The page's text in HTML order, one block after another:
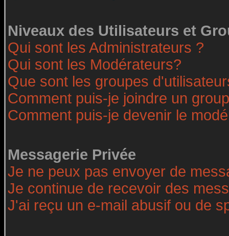
Niveaux des Utilisateurs et
Qui sont les Administrateurs ?
Qui sont les Modérateurs?
Que sont les groupes
Comment puis-je joindre un
Comment puis-je devenir le
Messagerie Privée
Je ne peux pas envoyer de
Je continue de recevoir des
J'ai reçu un e-mail abusif ou de